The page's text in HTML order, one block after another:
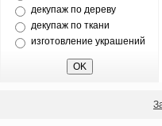
декупаж по дереву
декупаж по ткани
изготовление украшений